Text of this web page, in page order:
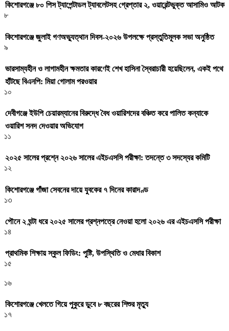
কিশোরগঞ্জে ৮০ পিস ট্যাপেন্টাডল ট্যাবলেটসহ গ্রেপ্তার ২, ওয়ারেন্টভুক্ত আসামিও আটক
৮
কিশোরগঞ্জে জুলাই গণঅভ্যুত্থান দিবস-২০২৬ উপলক্ষে প্রস্তুতিমূলক সভা অনুষ্ঠিত
৯
ভারসাম্যহীন ও লাগামহীন ক্ষমতার কারণেই শেখ হাসিনা স্বৈরাচারী হয়েছিলেন, একই পথে
হাঁটছে বিএনপি: মিয়া গোলাম পরওয়ার
১০
দেবীগঞ্জে ইউপি চেয়ারম্যানের বিরুদ্ধে বৈধ ওয়ারিশদের বঞ্চিত করে পালিত কন্যাকে
ওয়ারিশ সনদ দেওয়ার অভিযোগ
১১
২০২৫ সালের প্রশ্নে ২০২৬ সালের এইচএসসি পরীক্ষা: তদন্তে ৩ সদস্যের কমিটি
১২
কিশোরগঞ্জে গাঁজা সেবনের দায়ে যুবকের ৭ দিনের কারাদণ্ড
১৩
পৌনে ২ ঘন্টা ধরে ২০২৫ সালের প্রশ্নপত্রে নেওয়া হলো ২০২৬ এর এইচএসসি পরীক্ষা
১৪
প্রাথমিক শিক্ষায় স্কুল ফিডিং: পুষ্টি, উপস্থিতি ও মেধার বিকাশ
১৫
১৬
কিশোরগঞ্জে খেলতে গিয়ে পুকুরে ডুবে ৮ বছরের শিশুর মৃত্যু
১৭